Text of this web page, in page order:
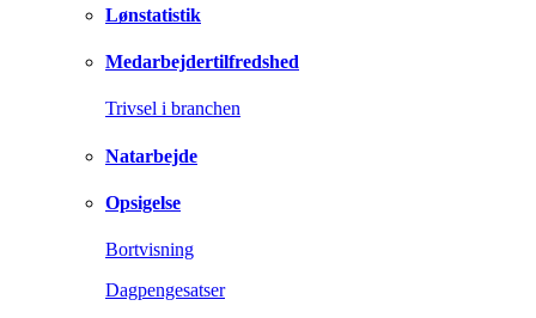
Lønstatistik
Medarbejdertilfredshed
Trivsel i branchen
Natarbejde
Opsigelse
Bortvisning
Dagpengesatser